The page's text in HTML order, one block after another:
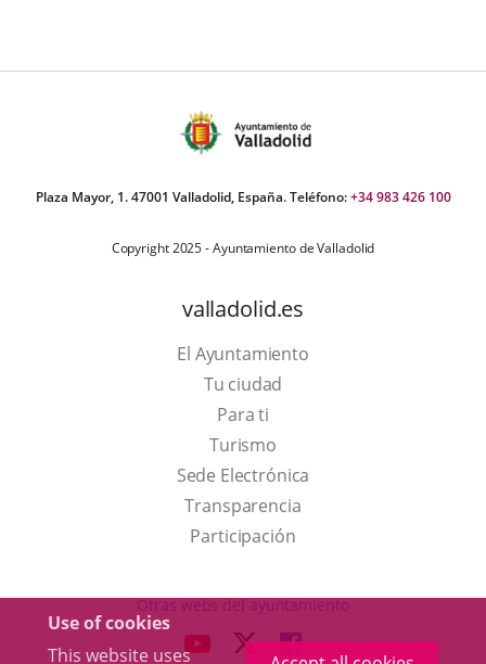
Use of cookies
This website uses
Plaza Mayor, 1. 47001 Valladolid, España. Teléfono:+34 983 426 100
Copyright 2025 - Ayuntamiento de Valladolid
valladolid.es
El Ayuntamiento
Tu ciudad
Para ti
TurismoThis
link
will
open
a
up
Sede Electrónica
Transparencia
Participación
Otras webs del ayuntamiento
LINK LINKLINK